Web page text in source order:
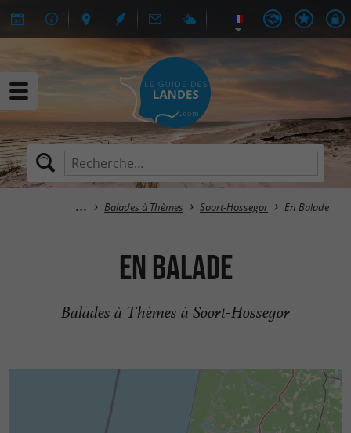
Balades à Thèmes Soort-Hossegor En Balade
En Balade
Balades à Thèmes à Soort-Hossegor